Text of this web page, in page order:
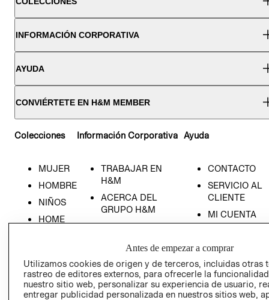
INFORMACIÓN CORPORATIVA
AYUDA
CONVIÉRTETE EN H&M MEMBER
Colecciones
MUJER
HOMBRE
NIÑOS
HOME
Información Corporativa
TRABAJAR EN
H&M
ACERCA DEL
GRUPO H&M
RESPONSABILIDAD
RELACIÓN CON
INVERSIONISTAS
Ayuda
CONTACTO
SERVICIO AL
CLIENTE
MI CUENTA
- RETIRO EN
TIENDA
Antes de empezar a comprar
Utilizamos cookies de origen y de terceros, incluidas otras
rastreo de editores externos, para ofrecerle la
nuestro sitio web, personalizar su experiencia de usuario,
entregar publicidad personalizada en nuestros sitios web,